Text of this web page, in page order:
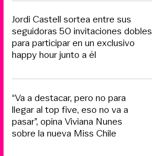
Jordi Castell sortea entre sus
seguidoras 50 invitaciones dobles
para participar en un exclusivo
happy hour junto a él
“Va a destacar, pero no para
llegar al top five, eso no va a
pasar”, opina Viviana Nunes
sobre la nueva Miss Chile